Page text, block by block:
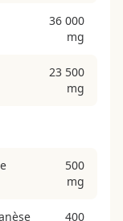
36 000
mg
23 500
mg
500
mg
400